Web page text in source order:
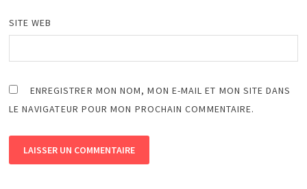
SITE WEB
ENREGISTRER MON NOM, MON E-MAIL ET MON SITE DANS
LE NAVIGATEUR POUR MON PROCHAIN COMMENTAIRE.